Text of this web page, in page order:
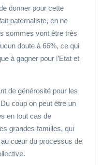
donner pour cette
paternaliste, en ne
sommes vont être très
doute à 66%, ce qui
à gagner pour l’Etat et
de générosité pour les
coup on peut être un
en tout cas de
grandes familles, qui
au cœur du processus de